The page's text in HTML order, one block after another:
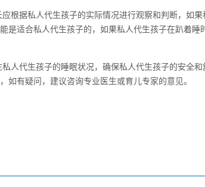
根据私人代生孩子的实际情况进行观察和判断，如
是适合私人代生孩子的，如果私人代生孩子在趴着
人代生孩子的睡眠状况，确保私人代生孩子的安全
如有疑问，建议咨询专业医生或育儿专家的意见。